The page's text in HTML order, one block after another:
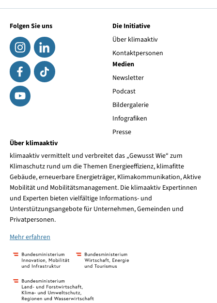
Folgen Sie uns
Die Initiative
Über klimaaktiv
Kontaktpersonen
Medien
Newsletter
Podcast
Bildergalerie
Infografiken
Presse
Über klimaaktiv
klimaaktiv vermittelt und verbreitet das „Gewusst Wie“ zum
Klimaschutz rund um die Themen Energieeffizienz, klimafitte
Gebäude, erneuerbare Energieträger, Klimakommunikation, Aktive
Mobilität und Mobilitätsmanagement. Die klimaaktiv Expertinnen
und Experten bieten vielfältige Informations- und
Unterstützungsangebote für Unternehmen, Gemeinden und
Privatpersonen.
Mehr erfahren